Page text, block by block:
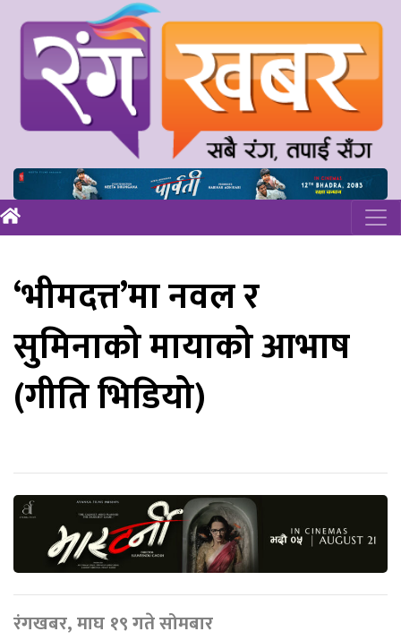
‘भीमदत्त’मा नवल र
सुमिनाको मायाको आभाष
(गीति भिडियो)
रंगखबर, माघ १९ गते सोमबार